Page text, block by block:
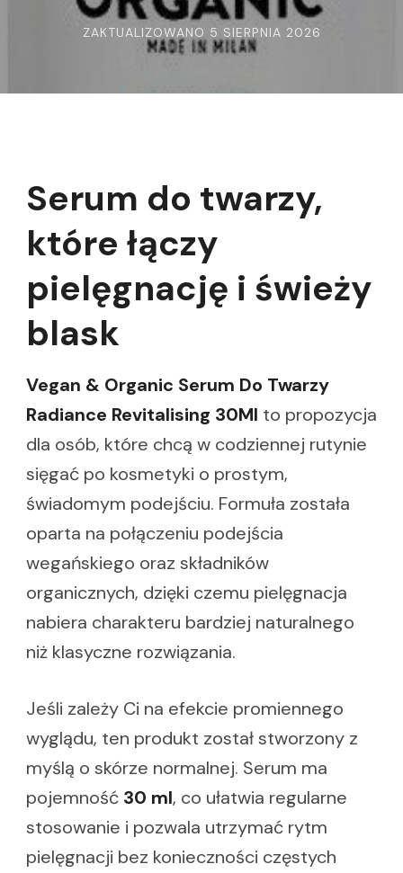
ZAKTUALIZOWANO 5 SIERPNIA 2026
Serum do twarzy,
które łączy
pielęgnację i świeży
blask
Vegan & Organic Serum Do Twarzy
Radiance Revitalising 30Ml to propozycja
dla osób, które chcą w codziennej rutynie
sięgać po kosmetyki o prostym,
świadomym podejściu. Formuła została
oparta na połączeniu podejścia
wegańskiego oraz składników
organicznych, dzięki czemu pielęgnacja
nabiera charakteru bardziej naturalnego
niż klasyczne rozwiązania.
Jeśli zależy Ci na efekcie promiennego
wyglądu, ten produkt został stworzony z
myślą o skórze normalnej. Serum ma
pojemność 30 ml, co ułatwia regularne
stosowanie i pozwala utrzymać rytm
pielęgnacji bez konieczności częstych